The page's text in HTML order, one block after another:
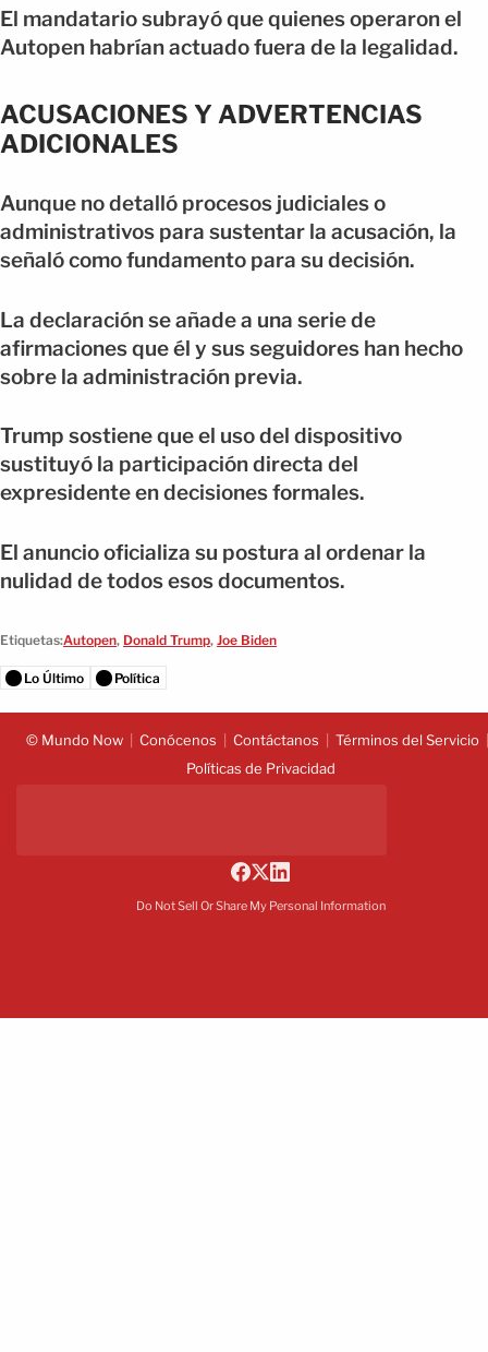
El mandatario subrayó que quienes operaron el
Autopen habrían actuado fuera de la legalidad.
ACUSACIONES Y ADVERTENCIAS
ADICIONALES
Aunque no detalló procesos judiciales o
administrativos para sustentar la acusación, la
señaló como fundamento para su decisión.
La declaración se añade a una serie de
afirmaciones que él y sus seguidores han hecho
sobre la administración previa.
Trump sostiene que el uso del dispositivo
sustituyó la participación directa del
expresidente en decisiones formales.
El anuncio oficializa su postura al ordenar la
nulidad de todos esos documentos.
Etiquetas:Autopen, Donald Trump, Joe Biden
Lo Último Política
© Mundo Now Conócenos Contáctanos
Términos del Servicio
Políticas de Privacidad
Do Not Sell Or Share My Personal Information